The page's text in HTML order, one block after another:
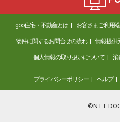
goo住宅・不動産とは お客さまご利用
物件に関するお問合せの流れ 情報提供
個人情報の取り扱いについて 消
プライバシーポリシー ヘルプ
©NTT